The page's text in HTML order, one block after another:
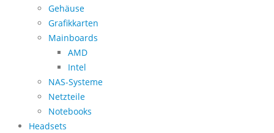
Gehäuse
Grafikkarten
Mainboards
AMD
Intel
NAS-Systeme
Netzteile
Notebooks
Headsets